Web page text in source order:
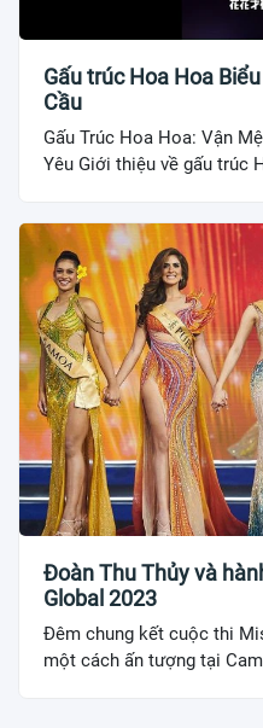
Gấu trúc Hoa Hoa
Cầu
Gấu Trúc Hoa Hoa: Vận
Yêu Giới thiệu về gấu trúc
Đoàn Thu Thủy và
Global 2023
Đêm chung kết cuộc thi
một cách ấn tượng tại